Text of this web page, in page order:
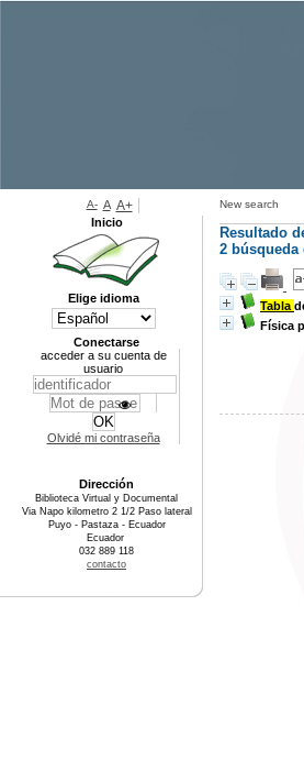
New search
Resultado
2 búsqueda
Tabla
Física
A- A A+
Inicio
Elige idioma
Conectarse
acceder a su cuenta de
usuario
Olvidé mi contraseña
Dirección
Biblioteca Virtual y Documental
Via Napo kilometro 2 1/2 Paso lateral
Puyo - Pastaza - Ecuador
Ecuador
032 889 118
contacto